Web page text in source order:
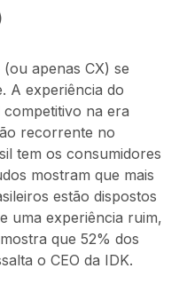
apenas CX) se
A experiência do
na era
recorrente no
tem os consumidores
mostram que mais
estão dispostos
uma experiência ruim,
que 52% dos
o CEO da IDK.